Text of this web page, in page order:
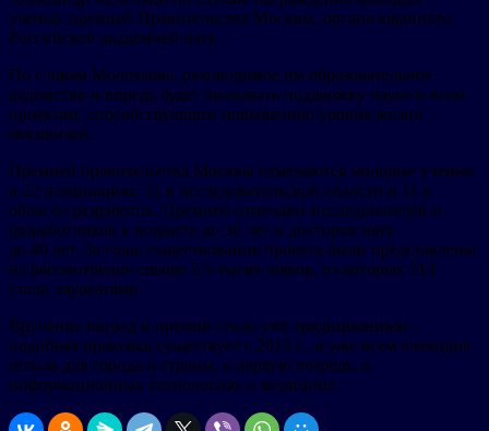
ученых премией Правительства Москвы, организованного
Российской академией наук.
По словам Молоткова, руководимое им образовательное
ведомство и впредь будет оказывать поддержку науке и всем
проектам, способствующим повышению уровня жизни
москвичей.
Премией правительства Москвы отмечаются молодые ученые
в 22 номинациях: 11 в исследовательской области и 11 в
области разработок. Премией отмечают исследователей и
разработчиков в возрасте до 36 лет и докторов наук
до 40 лет. За годы существования проекта были представлены
на рассмотрение свыше 5,5 тысяч заявок, из которых 514
стали лауреатами.
Вручение наград и премий стало уже традиционным –
подобная практика существует с 2013 г., и уже всем очевидна
польза для города и страны, в первую очередь, в
информационных технологиях и медицине.